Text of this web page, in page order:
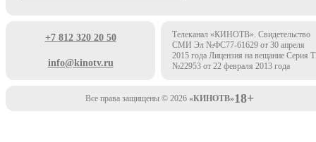
+7 812 320 20 50
info@kinotv.ru
Телеканал «КИНОТВ». Свидетельство
СМИ Эл №ФС77-61629 от 30 апреля
2015 года Лицензия на вещание Серия
№22953 от 22 февраля 2013 года
Все права защищены © 2026 «КИНОТВ»18+